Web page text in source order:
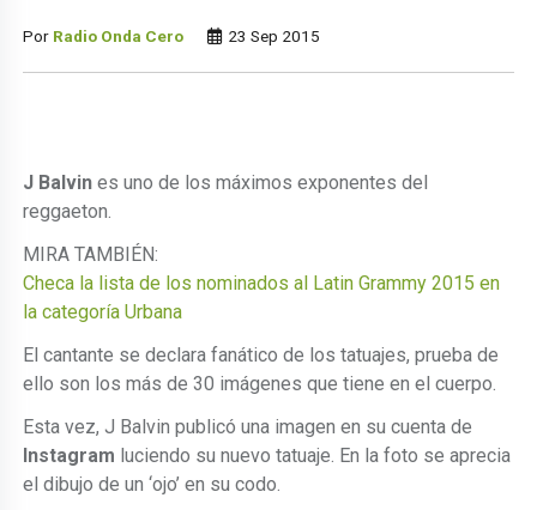
Por Radio Onda Cero 23 Sep 2015
J Balvin es uno de los máximos exponentes del
reggaeton.
MIRA TAMBIÉN:
Checa la lista de los nominados al Latin Grammy 2015 en
la categoría Urbana
El cantante se declara fanático de los tatuajes, prueba de
ello son los más de 30 imágenes que tiene en el cuerpo.
Esta vez, J Balvin publicó una imagen en su cuenta de
Instagram luciendo su nuevo tatuaje. En la foto se aprecia
el dibujo de un ‘ojo’ en su codo.